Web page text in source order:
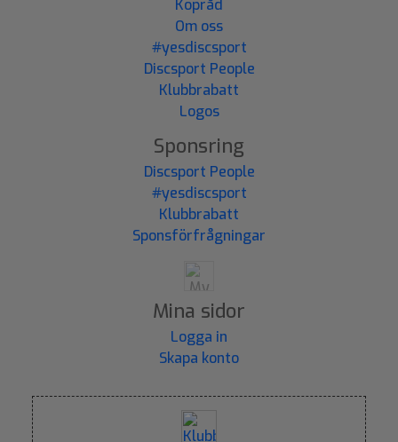
Köpråd
Om oss
#yesdiscsport
Discsport People
Klubbrabatt
Logos
Sponsring
Discsport People
#yesdiscsport
Klubbrabatt
Sponsförfrågningar
Mina sidor
Logga in
Skapa konto